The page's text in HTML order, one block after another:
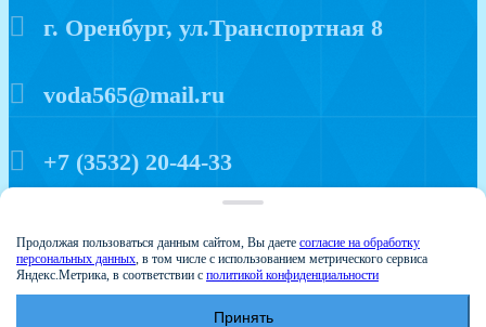
г. Оренбург, ул.Транспортная 8
voda565@mail.ru
+7 (3532) 20-44-33
Продолжая пользоваться данным сайтом, Вы даете согласие на обработку
персональных данных, в том числе с использованием метрического сервиса
Яндекс.Метрика, в соответствии с политикой конфиденциальности
Принять